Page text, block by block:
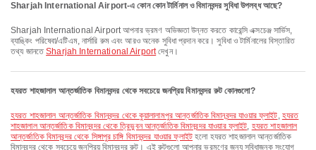
Sharjah International Airport-এ কোন কোন টার্মিনাল ও বিমানবন্দর সুবিধা উপলব্ধ আছে?
Sharjah International Airport আপনার ভ্রমণ অভিজ্ঞতা উন্নত করতে কারেন্সি এক্সচেঞ্জ সার্ভিস,
ব্যাঙ্কিং পরিষেবা/এটিএম, নার্সারি রুম এবং আরও অনেক সুবিধা প্রদান করে। সুবিধা ও টার্মিনালের বিস্তারিত
তথ্য জানতেSharjah International Airportদেখুন।
হযরত শাহজালাল আন্তর্জাতিক বিমানবন্দর থেকে সবচেয়ে জনপ্রিয় বিমানবন্দর রুট কোনগুলো?
হযরত শাহজালাল আন্তর্জাতিক বিমানবন্দর থেকে কুয়ালালামপুর আন্তর্জাতিক বিমানবন্দর যাওয়ার ফ্লাইট, হযরত
শাহজালাল আন্তর্জাতিক বিমানবন্দর থেকে ত্রিভুবন আন্তর্জাতিক বিমানবন্দর যাওয়ার ফ্লাইট, হযরত শাহজালাল
আন্তর্জাতিক বিমানবন্দর থেকে সিঙ্গাপুর চাঙ্গি বিমানবন্দর যাওয়ার ফ্লাইট হলো হযরত শাহজালাল আন্তর্জাতিক
বিমানবন্দর থেকে সবচেয়ে জনপ্রিয় বিমানবন্দর রুট। এই রুটগুলো আপনার ভ্রমণের জন্য সুবিধাজনক সংযোগ